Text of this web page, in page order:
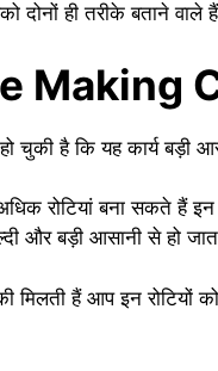
ही तरीके बताने वाले
है कि यह कार्य बड़ी
रोटियां बना सकते हैं
बड़ी आसानी से हो
हैं आप इन